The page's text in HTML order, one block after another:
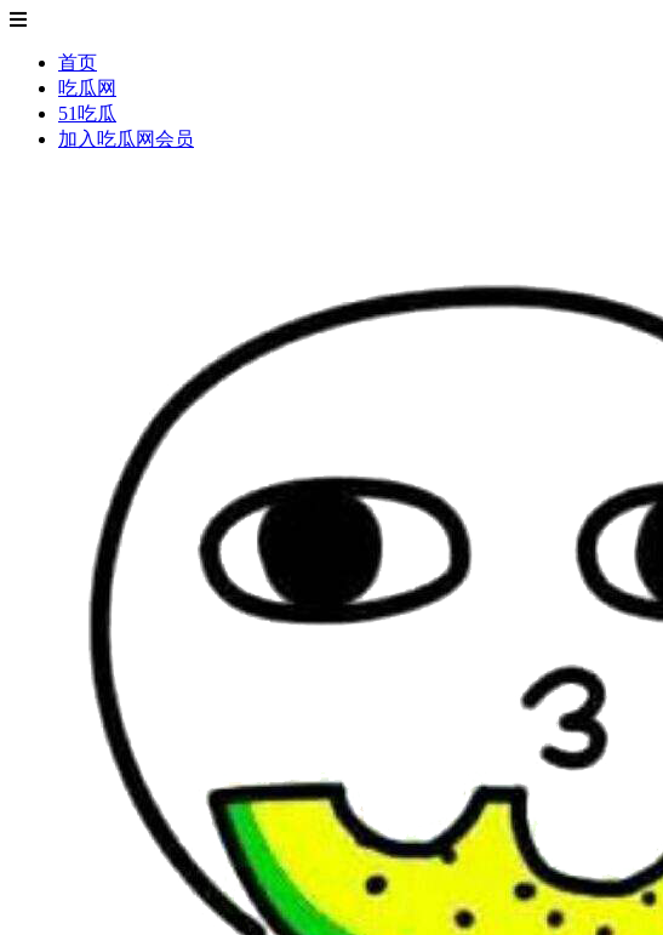
首页
吃瓜网
51吃瓜
加入吃瓜网会员